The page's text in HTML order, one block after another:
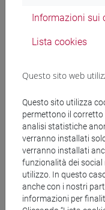
Ricerca insegnamenti
Ricerca aule
Ricerca sedi
Ricerca strutture
Ricerca
Ricerca risorse
Informazioni sui
Lista cookies
Questo sito web
Questo sito utilizza
permettono il
analisi statistiche
verranno installati
verranno installati
funzionalità dei
utilizzo. In questo
anche con i nostri
informazioni per